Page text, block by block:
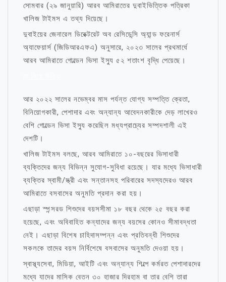
সোমবার (২৯ জানুয়ারি) আরব আমিরাতের দুবাইভিত্তিক পত্রিকা
খালিজ টাইমস এ তথ্য দিয়েছে।
দুবাইয়ের জেনারেল ডিরেক্টরেট অব রেসিডেন্সি অ্যান্ড ফরেনার্স
অ্যাফেয়ার্স (জিডিআরএফএ) অনুসারে, ২০২৩ সালের প্রথমার্ধে
আরব আমিরাতে গোল্ডেন ভিসা ইস্যু ৫২ শতাংশ বৃদ্ধি পেয়েছে।
আর ২০২২ সালের নভেম্বর মাস পর্যন্ত যোগ্য সম্পত্তি ক্রেতা,
বিনিয়োগকারী, পেশাদার এবং অন্যান্য আবেদনকারীকে দেড় লাখেরও
বেশি গোল্ডেন ভিসা ইস্যু করেছিল মধ্যপ্রাচ্যের সম্পদশালী এই
দেশটি।
খালিজ টাইমস বলছে, আরব আমিরাতে ১০-বছরের ভিসাধারী
ব্যক্তিদের জন্য বিভিন্ন সুযোগ-সুবিধা রয়েছে। যার মধ্যে ভিসাধারী
ব্যক্তির স্বামী/স্ত্রী এবং সন্তানসহ পরিবারের সদস্যদেরও আরব
আমিরাতে বসবাসের অনুমতি প্রদান করা হয়।
এছাড়া স্পন্সরড শিশুদের বয়সসীমা ১৮ বছর থেকে ২৫ বছর করা
হয়েছে, এবং অবিবাহিত কন্যাদের জন্য বয়সের কোনও সীমাবদ্ধতা
নেই। এছাড়া বিশেষ চাহিদাসম্পন্ন এবং প্রতিবন্ধী শিশুদের
সকলকে তাদের বয়স নির্বিশেষে বসবাসের অনুমতি দেওয়া হয়।
স্বাস্থ্যসেবা, মিডিয়া, আইটি এবং অন্যান্য শিল্পে কর্মরত পেশাদারদের
মধ্যে যাদের মাসিক বেতন ৩০ হাজার দিরহাম বা তার বেশি তারা